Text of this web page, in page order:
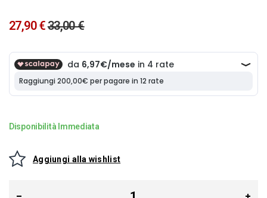
27,90 €33,00 €
Disponibilità Immediata
Aggiungi alla wishlist